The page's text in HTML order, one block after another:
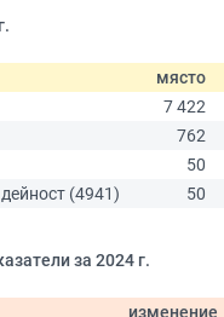
място
7 422
762
50
(4941)
50
за 2024 г.
изменение